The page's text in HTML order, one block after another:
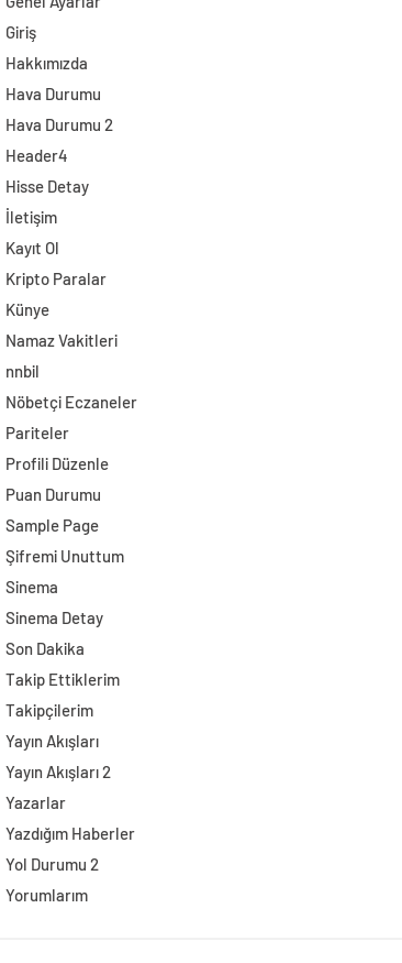
Giriş
Hakkımızda
Hava Durumu
Hava Durumu 2
Header4
Hisse Detay
İletişim
Kayıt Ol
Kripto Paralar
Künye
Namaz Vakitleri
nnbil
Nöbetçi Eczaneler
Pariteler
Profili Düzenle
Puan Durumu
Sample Page
Şifremi Unuttum
Sinema
Sinema Detay
Son Dakika
Takip Ettiklerim
Takipçilerim
Yayın Akışları
Yayın Akışları 2
Yazarlar
Yazdığım Haberler
Yol Durumu 2
Yorumlarım